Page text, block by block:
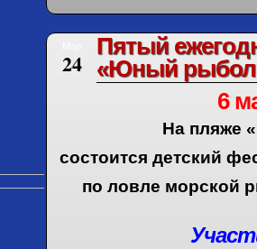
24
Пятый
«Юный
6
На пляже
состоится детский
по ловле морской